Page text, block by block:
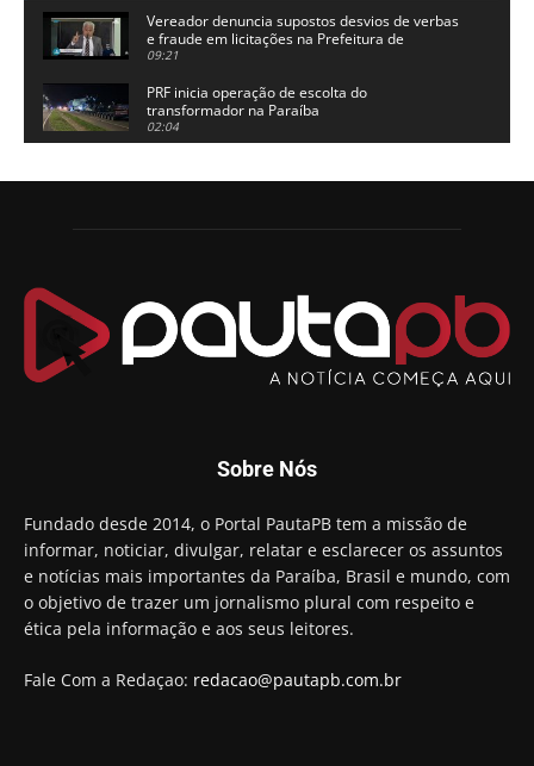
Vereador denuncia supostos desvios de verbas
e fraude em licitações na Prefeitura de
Alhandra
09:21
PRF inicia operação de escolta do
transformador na Paraíba
02:04
candidatura a governador da Paraíba
Chapa dos sonhos: Cícero agradece a Galdino,
Arthur Lira parabeniza Karla Pimentel por sua
reeleição em Conde
00:23
Aguinaldo Ribeiro destaca apoio do PP a Hugo
preso e faz vídeo na cadeia
Hugo Motta retira projeto que permitia bancos
"confiscar" dinheiro de clientes
01:49
Descaso da gestão Panta deixa crianças e
professoras 'ilhadas' em creche
00:16
Sobre Nós
Fundado desde 2014, o Portal PautaPB tem a missão de
informar, noticiar, divulgar, relatar e esclarecer os assuntos
e notícias mais importantes da Paraíba, Brasil e mundo, com
o objetivo de trazer um jornalismo plural com respeito e
ética pela informação e aos seus leitores.
Fale Com a Redaçao: redacao@pautapb.com.br